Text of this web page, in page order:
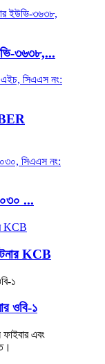
৩৬৩৮,...
...
KCB
ওবি-১
এবং